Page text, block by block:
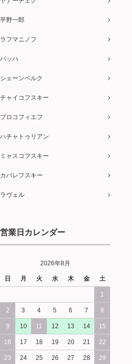
平野一郎
ラフマニノフ
バッハ
シェーンベルク
チャイコフスキー
プロコフィエフ
ハチャトゥリアン
ミャスコフスキー
カバレフスキー
ラヴェル
営業日カレンダー
2026年8月
日 月 火 水 木 金 土
1
2 3 4 5 6 7 8
9 10 11 12 13 14 15
16 17 18 19 20 21 22
23 24 25 26 27 28 29